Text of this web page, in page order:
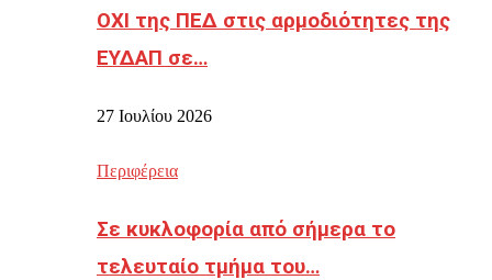
ΟΧΙ της ΠΕΔ στις αρμοδιότητες της
ΕΥΔΑΠ σε…
27 Ιουλίου 2026
Περιφέρεια
Σε κυκλοφορία από σήμερα το
τελευταίο τμήμα του…